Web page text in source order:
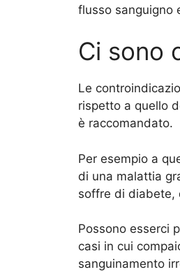
flusso sanguigno
Ci sono
Le
rispetto a quello
è raccomandato.
Per esempio a
di una malattia
soffre di diabete,
Possono esserci
casi in cui
sanguinamento